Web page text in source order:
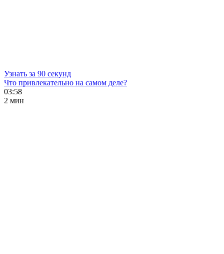
Узнать за 90 секунд
Что привлекательно на самом деле?
03:58
2 мин